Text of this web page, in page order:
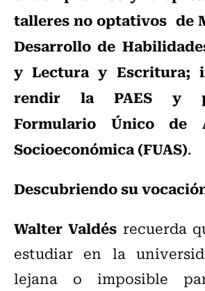
talleres no optativos de
Desarrollo de
y Lectura y Escritura;
rendir la PAES y
Formulario Único de
Socioeconómica (FUAS).
Descubriendo su
Walter Valdés recuerda
estudiar en la
lejana o imposible